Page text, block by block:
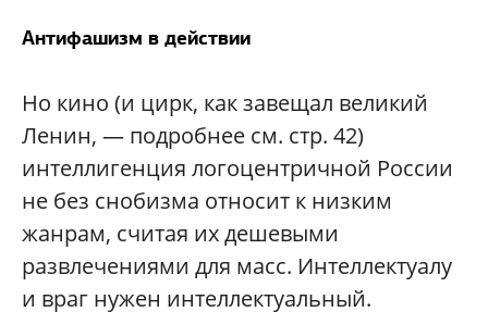
Антифашизм в действии
Но кино (и цирк, как завещал великий
Ленин, — подробнее см. стр. 42)
интеллигенция логоцентричной России
не без снобизма относит к низким
жанрам, считая их дешевыми
развлечениями для масс. Интеллектуалу
и враг нужен интеллектуальный.